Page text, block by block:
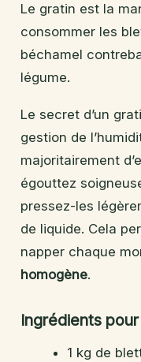
Le gratin est la
consommer les
béchamel
légume.
Le secret d’un
gestion de
majoritairement
égouttez
pressez-les
de liquide. Cela
napper chaque
homogène.
Ingrédients
1 kg de